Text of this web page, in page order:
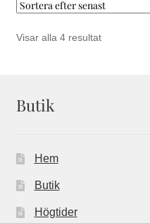
Visar alla 4 resultatSortera
Butik
Hem
Butik
Högtider